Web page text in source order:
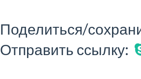
Поделиться/
Отправить ссылку: